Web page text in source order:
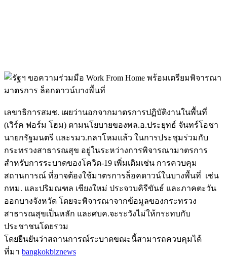
เลขาธิการสมช. เผยว่านอกจากมาตรการปฏิบัติงานในพื้นที่
(เวิร์ค ฟอร์ม โฮม) ตามนโยบายของพล.อ.ประยุทธ์ จันทร์โอชา
นายกรัฐมนตรี และรมว.กลาโหมแล้ว ในการประชุมร่วมกับ
กระทรวงสาธารณสุข อยู่ในระหว่างการพิจารณามาตรการ
สำหรับการระบาดของโควิด-19 เพิ่มเติมเช่น การควบคุม
สถานการณ์ ที่อาจต้องใช้มาตรการล็อคดาวน์ในบางพื้นที่ เช่น
กทม. และปริมณฑล เชียงใหม่ ประจวบคิรีขันธ์ และภาคตะวัน
ออกบางจังหวัด โดยจะพิจารณาจากข้อมูลของกระทรวง
สาธารณสุขเป็นหลัก และศบค.จะระวังไม่ให้กระทบกับ
ประชาชนโดยรวม
โดยยืนยันว่าสถานการณ์ระบาดขณะนี้สามารถควบคุมได้
ที่มา bangkokbiznews